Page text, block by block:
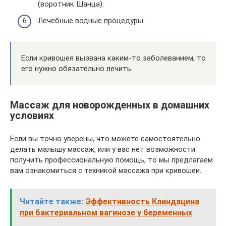
(воротник Шанца).
Лечебные водные процедуры.
Если кривошея вызвана каким-то заболеванием, то
его нужно обязательно лечить.
Массаж для новорожденных в домашних
условиях
Если вы точно уверены, что можете самостоятельно
делать малышу массаж, или у вас нет возможности
получить профессиональную помощь, то мы предлагаем
вам ознакомиться с техникой массажа при кривошеи.
Читайте также: Эффективность Клиндацина
при бактериальном вагинозе у беременных